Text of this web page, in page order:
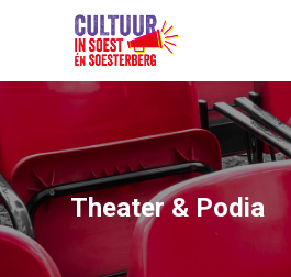
Theater & Podia